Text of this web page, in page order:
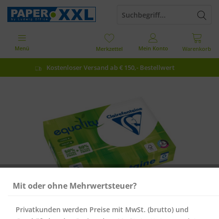
Kostenloser Versand ab € 150,- Bestellwert
Warenkorb
Merkzettel Mein Konto
Menü
Mit oder ohne Mehrwertsteuer?
Privatkunden werden Preise mit MwSt. (brutto) und